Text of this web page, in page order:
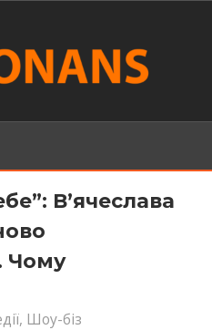
В’ячеслава
Чому
, Шоу-біз